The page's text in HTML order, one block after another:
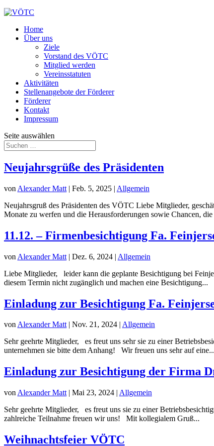
Home
Über uns
Ziele
Vorstand des VÖTC
Mitglied werden
Vereinsstatuten
Aktivitäten
Stellenangebote der Förderer
Förderer
Kontakt
Impressum
Seite auswählen
Neujahrsgrüße des Präsidenten
von Alexander Matt | Feb. 5, 2025 | Allgemein
Neujahrsgruß des Präsidenten des VÖTC Liebe Mitglieder,
Monate zu werfen und die Herausforderungen sowie Chancen, die
11.12. – Firmenbesichtigung Fa.
von Alexander Matt | Dez. 6, 2024 | Allgemein
Liebe Mitglieder, leider kann die geplante Besichtigung bei
diesem Termin nicht zugänglich und machen eine Besichtigung...
Einladung zur Besichtigung Fa.
vonAlexander Matt| Nov. 21, 2024 | Allgemein
Sehr geehrte Mitglieder, es freut uns sehr sie zu einer
unternehmen sie bitte dem Anhang! Wir freuen uns sehr auf eine...
Einladung zur Besichtigung der Firma
von Alexander Matt | Mai 23, 2024 | Allgemein
Sehr geehrte Mitglieder, es freut uns sie zu einer
zahlreiche Teilnahme freuen wir uns! Mit kollegialem Gruß...
Weihnachtsfeier VÖTC